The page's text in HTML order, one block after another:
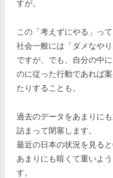
すが。
この「考えずにやる」っ
社会一般には「ダメなや
ですが、でも、自分の中
のに従った行動であれば
たりすることも。
過去のデータをあまりに
詰まって閉塞します。
最近の日本の状況を見る
あまりにも暗くて重いよ
す。